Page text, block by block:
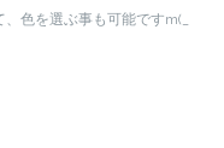
色を選ぶ事も可能ですm(_